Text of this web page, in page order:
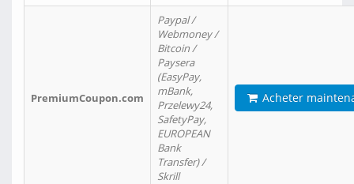
PremiumCoupon.com
Paypal /
Webmoney /
Bitcoin /
Paysera
(EasyPay,
mBank,
Przelewy24,
SafetyPay,
EUROPEAN
Bank
Transfer) /
Skrill
Acheter